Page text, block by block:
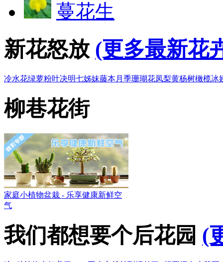
蔓花生
新花怒放 (更多最新花
冷水花绿萝粉叶决明七姊妹藤本月季珊瑚花凤梨黄杨树橄榄冰
柳巷花街
家庭小植物盆栽 - 乐享健康新鲜空
气
我们都想要个后花园 (